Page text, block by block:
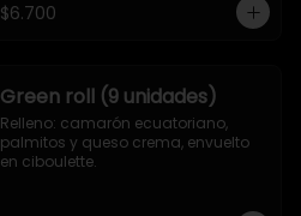
$6.700
Green roll (9 unidades)
Relleno: camarón ecuatoriano,
palmitos y queso crema, envuelto
en ciboulette.